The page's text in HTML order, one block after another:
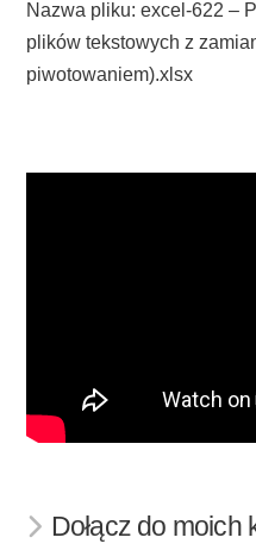
Nazwa pliku: excel-622 –
plików tekstowych z
piwotowaniem).xlsx
Dołącz do moich